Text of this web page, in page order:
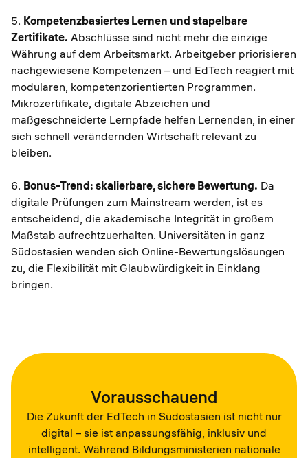
5. Kompetenzbasiertes Lernen und stapelbare
Zertifikate. Abschlüsse sind nicht mehr die einzige
Währung auf dem Arbeitsmarkt. Arbeitgeber priorisieren
nachgewiesene Kompetenzen – und EdTech reagiert mit
modularen, kompetenzorientierten Programmen.
Mikrozertifikate, digitale Abzeichen und
maßgeschneiderte Lernpfade helfen Lernenden, in einer
sich schnell verändernden Wirtschaft relevant zu
bleiben.
6. Bonus-Trend: skalierbare, sichere Bewertung. Da
digitale Prüfungen zum Mainstream werden, ist es
entscheidend, die akademische Integrität in großem
Maßstab aufrechtzuerhalten. Universitäten in ganz
Südostasien wenden sich Online-Bewertungslösungen
zu, die Flexibilität mit Glaubwürdigkeit in Einklang
bringen.
Vorausschauend
Die Zukunft der EdTech in Südostasien ist nicht nur
digital – sie ist anpassungsfähig, inklusiv und
intelligent. Während Bildungsministerien nationale